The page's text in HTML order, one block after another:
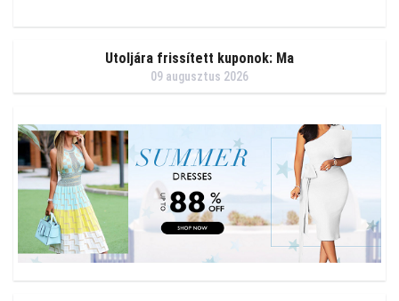
Utoljára frissített kuponok: Ma
09 augusztus 2026